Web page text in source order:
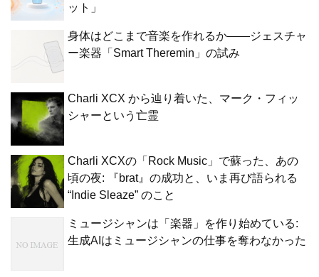
ット」
身体はどこまで音楽を作れるか——ジェスチャ
ー楽器「Smart Theremin」の試み
Charli XCX から辿り着いた、マーク・フィッ
シャーという亡霊
Charli XCXの「Rock Music」で蘇った、あの
頃の夜: 『brat』の成功と、いま再び語られる
“Indie Sleaze” のこと
ミュージシャンは「楽器」を作り始めている:
生成AIはミュージシャンの仕事を奪わなかった